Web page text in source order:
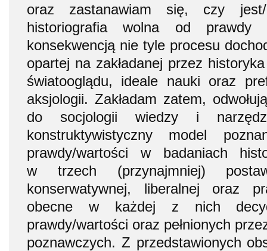
oraz zastanawiam się, czy
historiografia wolna od prawdy
konsekwencją nie tyle procesu
opartej na zakładanej przez
światooglądu, ideale nauki oraz
aksjologii. Zakładam zatem,
do socjologii wiedzy i
konstruktywistyczny model
prawdy/wartości w badaniach
w trzech (przynajmniej)
konserwatywnej, liberalnej oraz
obecne w każdej z nich
prawdy/wartości oraz pełnionych
poznawczych. Z przedstawionych